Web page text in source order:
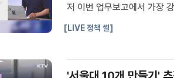
저 이번 업무보고에서 가장
·미래 전력 강화Q. 국민 신
[LIVE 정책 썰]